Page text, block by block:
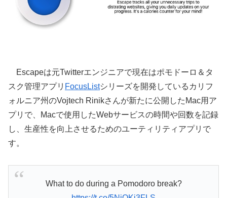
Escapeは元Twitterエンジニアで現在はポモドーロ＆タ
スク管理アプリ FocusListシリーズを開発しているカリフ
ォルニア州のVojtech Rinikさんが新たに公開したMac用ア
プリで、Macで使用したWebサービスの時間や回数を記録
し、生産性を向上させるためのユーティリティアプリで
す。
What to do during a Pomodoro break?